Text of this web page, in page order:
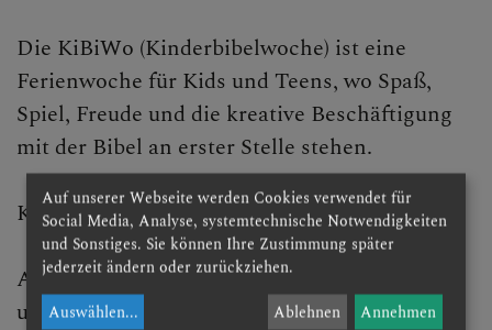
KINDER UND FAMILIEN
Broadcast
Familien in der Fasten- und
Osterzeit
DomKids
DomKinderchor
Kinder-Wortgottesfeiern
Die KiBiWo (Kinderbibelwoche) ist eine
Ferienwoche für Kids und Teens, wo Spaß,
Spiel, Freude und die kreative Beschäftigung
mit der Bibel an erster Stelle stehen.
KiBiWo 2026: 24. bis 28. August
Alle weiteren Infos und Anmeldung ab 1. Mai
unter:http://www.kibiwo.at/
Auf unserer Webseite werden Cookies verwendet für
Social Media, Analyse, systemtechnische Notwendigkeiten
und Sonstiges. Sie können Ihre Zustimmung später
jederzeit ändern oder zurückziehen.
Auswählen... Ablehnen Annehmen